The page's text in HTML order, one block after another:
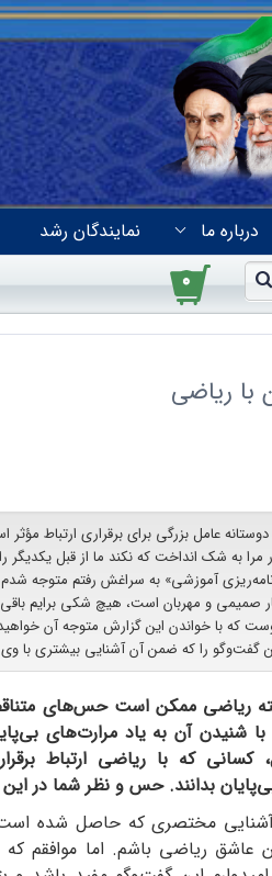
درباره ما نمایندگان رشد
۰
با ریاضی
عامل بزرگی برای برقراری ارتباط
به شک انداخت که نکند ما از قبل یکدیگر
آموزشی» به سراغش رفتم متوجه شدم
صمیمی و مهربان است، هیچ شکی برایم
اوست که با خواندن این گزارش متوجه آن
گفت‌وگو را که ضمن آن آشنایی بیشتری با
ریاضی ممکن است حس‌های متناقضی
شنیدن آن به یاد مرارت‌های
کسانی که با ریاضی ارتباط
بدانند. حس و نظر شما
آشنایی مختصری که حاصل شده
ریاضی باشم. اما موافقم که